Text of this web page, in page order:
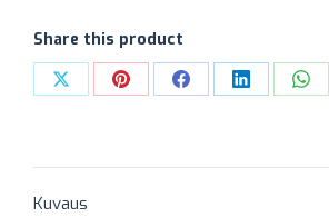
KTY26004-
1A
määrä
Share this product
Share Share Share Share
Kuvaus